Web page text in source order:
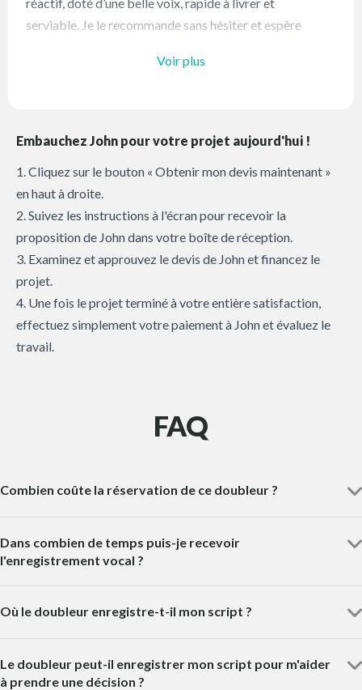
réactif, doté d’une belle voix, rapide à livrer et
serviable. Je le recommande sans hésiter et espère
Voir plus
Embauchez John pour votre projet aujourd'hui !
1. Cliquez sur le bouton « Obtenir mon devis maintenant »
en haut à droite.
2. Suivez les instructions à l'écran pour recevoir la
proposition de John dans votre boîte de réception.
3. Examinez et approuvez le devis de John et financez le
projet.
4. Une fois le projet terminé à votre entière satisfaction,
effectuez simplement votre paiement à John et évaluez le
travail.
FAQ
Combien coûte la réservation de ce doubleur ?
Dans combien de temps puis-je recevoir
l'enregistrement vocal ?
Où le doubleur enregistre-t-il mon script ?
Le doubleur peut-il enregistrer mon script pour m'aider
à prendre une décision ?